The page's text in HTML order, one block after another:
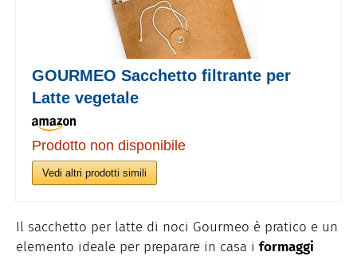
GOURMEO Sacchetto filtrante per
Latte vegetale
Prodotto non disponibile
Vedi altri prodotti simili
Il sacchetto per latte di noci Gourmeo è pratico e un
elemento ideale per preparare in casa i formaggi